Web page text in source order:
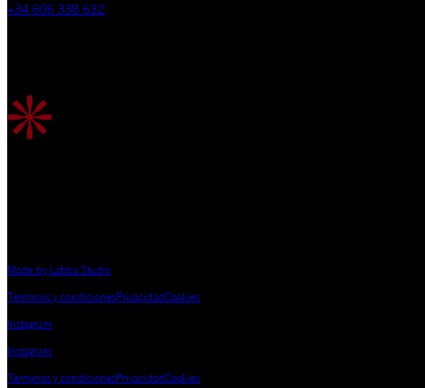
+34 606 338 632
Made by Labba Studio
Términos y condicionesPrivacidadCookies
Instagram
Instagram
Términos y condicionesPrivacidadCookies